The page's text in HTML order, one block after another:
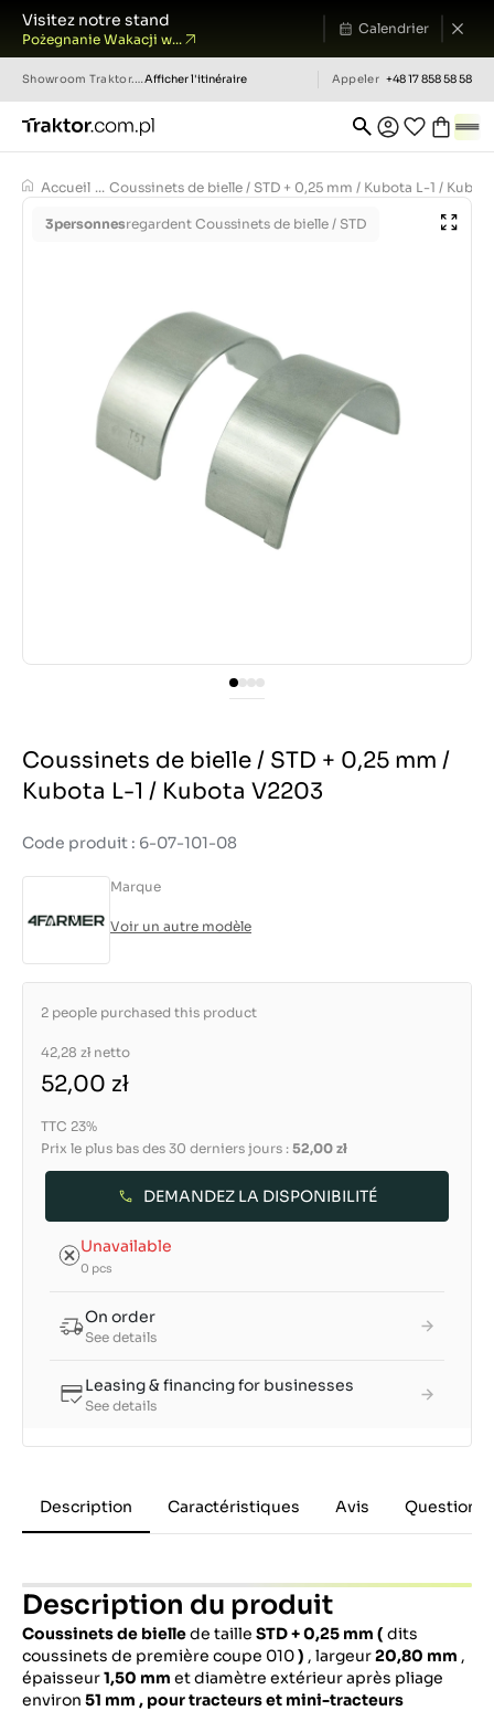
Visitez notre stand
Pożegnanie Wakacji w...
Calendrier
Showroom Traktor.com.pl Afficher l'itinéraire Appeler +48 17 858 58 58
Accueil ... Coussinets de bielle / STD + 0,25 mm / Kubota L-1 /
3personnesregardent Coussinets de bielle / STD
Coussinets de bielle / STD + 0,25 mm /
Kubota L-1 / Kubota V2203
Code produit : 6-07-101-08
Marque
Voir un autre modèle
2 people purchased this product
42,28 zł netto
52,00 zł
TTC 23%
Prix le plus bas des 30 derniers jours : 52,00 zł
DEMANDEZ LA DISPONIBILITÉ
Unavailable
0 pcs
On order
See details
Leasing & financing for businesses
See details
Description Caractéristiques Avis Questions
Description du produit
Coussinets de biellede taille STD + 0,25 mm (dits
coussinets de première coupe 010) , largeur20,80 mm ,
épaisseur1,50 mm et diamètre extérieur après pliage
environ 51 mm , pour tracteurs et mini-tracteurs